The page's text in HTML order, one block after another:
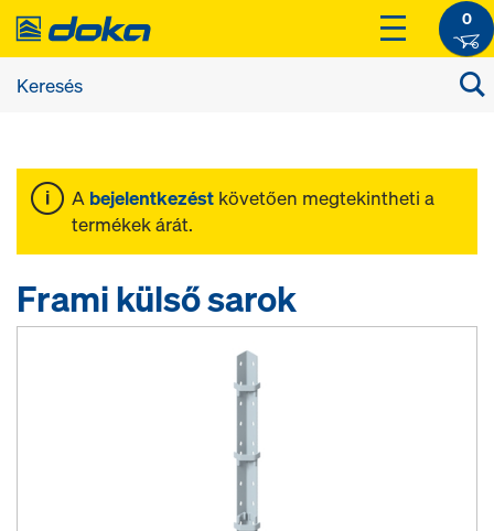
0
A bejelentkezést követően megtekintheti a
termékek árát.
Frami külső sarok